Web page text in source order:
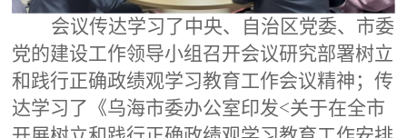
会议传达学习了中央、自治区党委、市委
党的建设工作领导小组召开会议研究部署树立
和践行正确政绩观学习教育工作会议精神；传
达学习了《乌海市委办公室印发<关于在全市